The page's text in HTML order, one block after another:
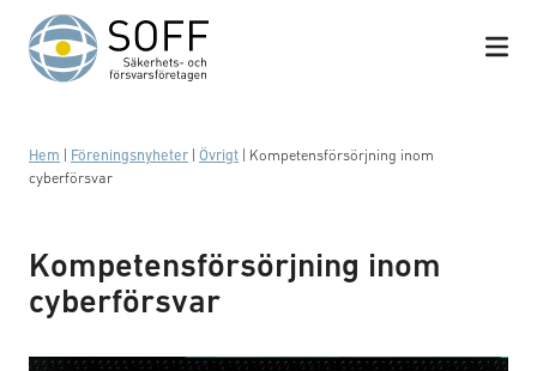
Hoppa till innehåll
Hem Föreningsnyheter Övrigt
Kompetensförsörjning inom
cyberförsvar
Kompetensförsörjning inom
cyberförsvar